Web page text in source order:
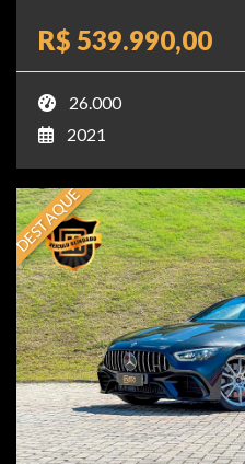
R$ 539.990,00
26.000
2021
DESTAQUE